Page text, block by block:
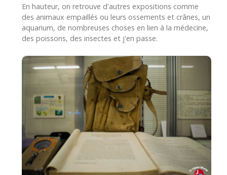
En hauteur, on retrouve d'autres expositions comme
des animaux empaillés ou leurs ossements et crânes, un
aquarium, de nombreuses choses en lien à la médecine,
des poissons, des insectes et j'en passe.